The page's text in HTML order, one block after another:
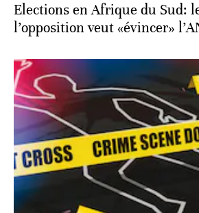
Elections en Afrique du Sud:
l’opposition veut «évincer»